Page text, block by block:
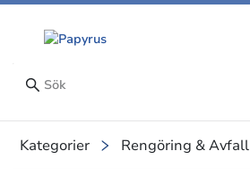
Kategorier Rengöring & Avfall